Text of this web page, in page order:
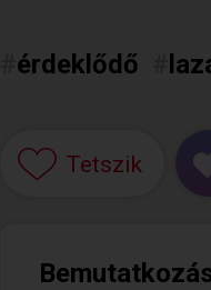
érdeklődő
Tetszik